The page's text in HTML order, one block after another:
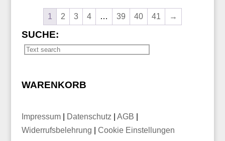
1 2 3 4 … 39 40 41 →
SUCHE:
WARENKORB
Impressum Datenschutz AGB
Widerrufsbelehrung
Cookie Einstellungen